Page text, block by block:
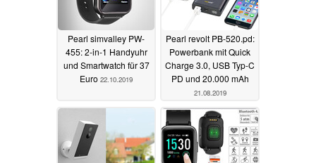
Pearl simvalley PW-
455: 2-in-1 Handyuhr
und Smartwatch für 37
Euro 22.10.2019
Pearl revolt PB-520.pd:
Powerbank mit Quick
Charge 3.0, USB Typ-C
PD und 20.000 mAh
21.08.2019